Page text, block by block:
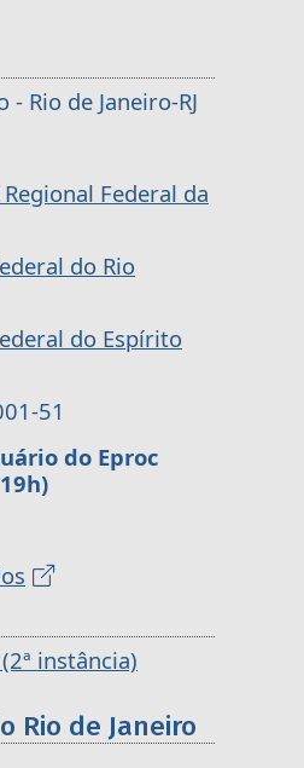
Rio de Janeiro-RJ
Federal da
do Rio
do Espírito
51
do Eproc
instância)
Rio de Janeiro